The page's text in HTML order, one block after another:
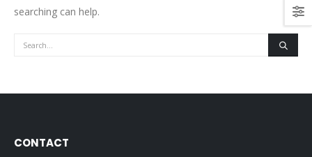
searching can help.
CONTACT